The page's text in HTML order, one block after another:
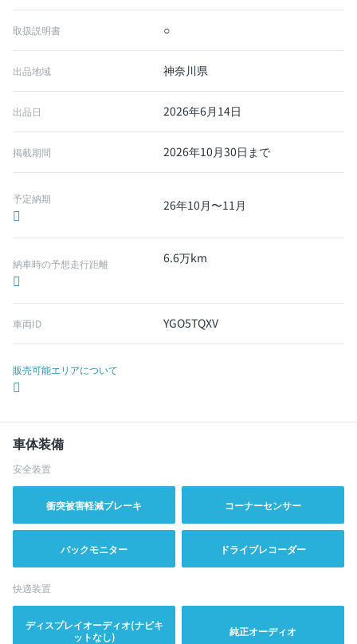
取扱説明書 ○
出品地域 神奈川県
出品日 2026年6月14日
掲載期間 2026年10月30日まで
予定納期 26年10月〜11月
納車時の予想走行距離 6.6万km
車両ID YGO5TQXV
販売可能エリアについて
車体装備
安全装置
衝突被害軽減ブレーキ コーナーセンサー
バックモニター ドライブレコーダー
快適装置
ディスプレイオーディオ(ナビキ
ットなし)
純正オーディオ